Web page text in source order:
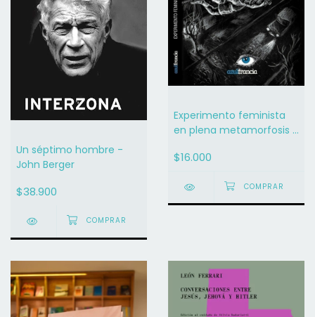
Un séptimo hombre -
John Berger
$38.900
Experimento feminista
en plena metamorfosis -
$16.000